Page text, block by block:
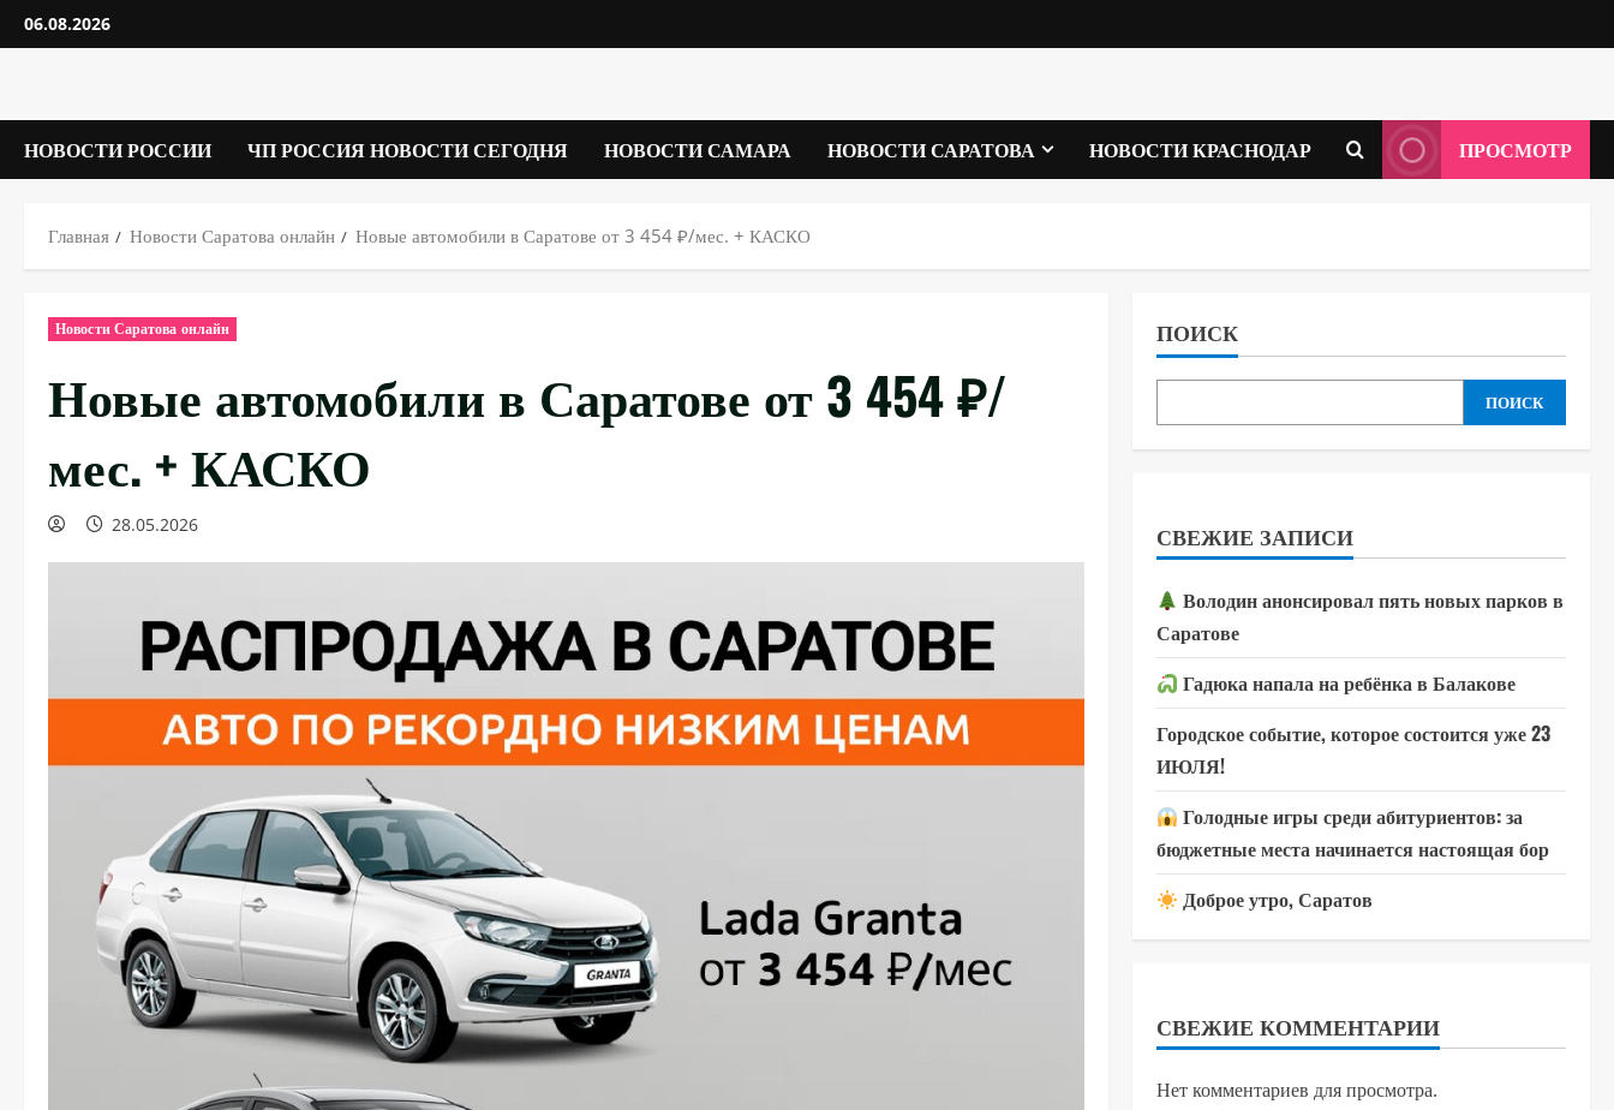
Перейти
к
06.08.2026
НОВОСТИ РОССИИ ЧП РОССИЯ НОВОСТИ СЕГОДНЯ НОВОСТИ САМАРА НОВОСТИ САРАТОВА НОВОСТИ КРАСНОДАР ПРОСМОТР
Главная Новости Саратова онлайн Новые автомобили в Саратове от 3 454 ₽/мес. + КАСКО
Новости Саратова онлайн
Новые автомобили в Саратове от 3 454 ₽/
мес. + КАСКО
28.05.2026
ПОИСК
ПОИСК
СВЕЖИЕ ЗАПИСИ
Володин анонсировал пять новых парков в
Саратове
Гадюка напала на ребёнка в Балакове
Городское событие, которое состоится уже 23
ИЮЛЯ!
Голодные игры среди абитуриентов: за
бюджетные места начинается настоящая бор
Доброе утро, Саратов
СВЕЖИЕ КОММЕНТАРИИ
Нет комментариев для просмотра.